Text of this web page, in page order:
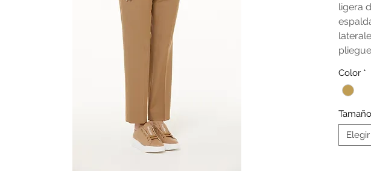
ligera
Color *
Tamaño
Elegir